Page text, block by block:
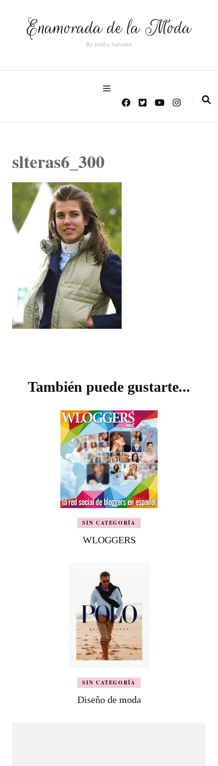
Enamorada de la Moda
By Jenifer Salvador
slteras6_300
entradas
También puede gustarte...
SIN CATEGORÍA
WLOGGERS
SIN CATEGORÍA
Diseño de moda